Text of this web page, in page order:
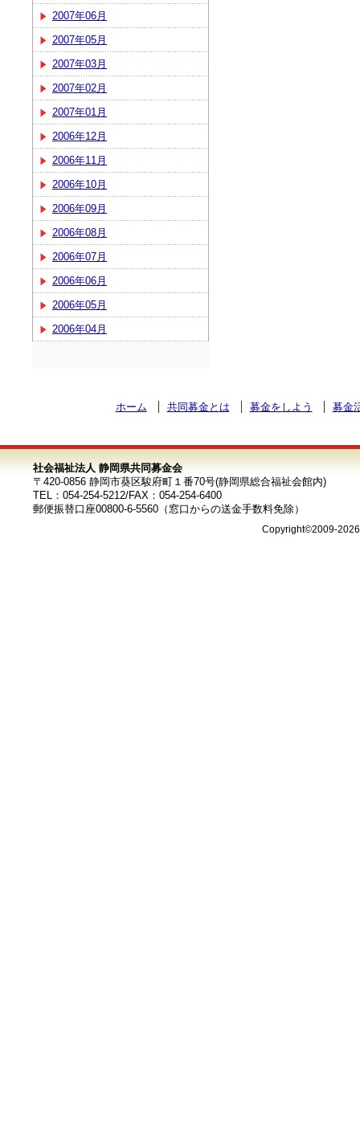
2007年06月
2007年05月
2007年03月
2007年02月
2007年01月
2006年12月
2006年11月
2006年10月
2006年09月
2006年08月
2006年07月
2006年06月
2006年05月
2006年04月
ホーム 共同募金とは 募金をしよう 募金
社会福祉法人 静岡県共同募金会
〒420-0856 静岡市葵区駿府町１番70号(静岡県総合福祉会館内)
TEL：054-254-5212/FAX：054-254-6400
郵便振替口座00800-6-5560（窓口からの送金手数料免除）
Copyright©2009-